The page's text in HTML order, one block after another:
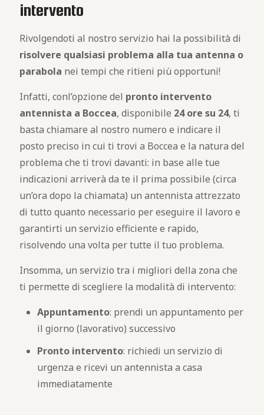
intervento
Rivolgendoti al nostro servizio hai la possibilità di
risolvere qualsiasi problema alla tua antenna o
parabola nei tempi che ritieni più opportuni!
Infatti, conl’opzione del pronto intervento
antennista a Boccea, disponibile 24 ore su 24, ti
basta chiamare al nostro numero e indicare il
posto preciso in cui ti trovi a Boccea e la natura del
problema che ti trovi davanti: in base alle tue
indicazioni arriverà da te il prima possibile (circa
un’ora dopo la chiamata) un antennista attrezzato
di tutto quanto necessario per eseguire il lavoro e
garantirti un servizio efficiente e rapido,
risolvendo una volta per tutte il tuo problema.
Insomma, un servizio tra i migliori della zona che
ti permette di scegliere la modalità di intervento:
Appuntamento: prendi un appuntamento per
il giorno (lavorativo) successivo
Pronto intervento: richiedi un servizio di
urgenza e ricevi un antennista a casa
immediatamente